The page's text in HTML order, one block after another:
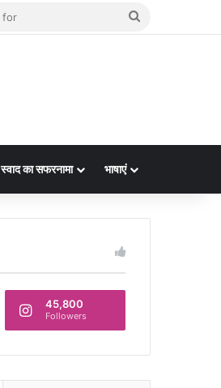
स्वाद का सफरनामा भाषाएं
45,800
Followers